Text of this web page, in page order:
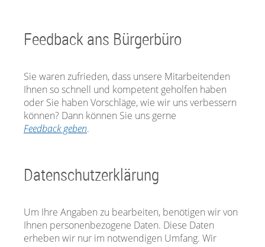
Feedback ans Bürgerbüro
Sie waren zufrieden, dass unsere Mitarbeitenden
Ihnen so schnell und kompetent geholfen haben
oder Sie haben Vorschläge, wie wir uns verbessern
können? Dann können Sie uns gerne
Feedback geben.
Datenschutzerklärung
Um Ihre Angaben zu bearbeiten, benötigen wir von
Ihnen personenbezogene Daten. Diese Daten
erheben wir nur im notwendigen Umfang. Wir